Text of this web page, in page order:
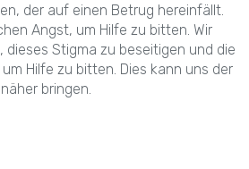
der auf einen Betrug hereinfällt.
Angst, um Hilfe zu bitten. Wir
dieses Stigma zu beseitigen und die
Hilfe zu bitten. Dies kann uns der
bringen.